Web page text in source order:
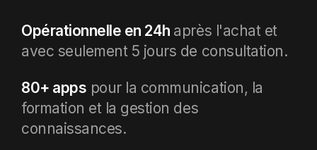
Opérationnelle en 24h après l'achat et
avec seulement 5 jours de consultation.
80+ apps pour la communication, la
formation et la gestion des
connaissances.